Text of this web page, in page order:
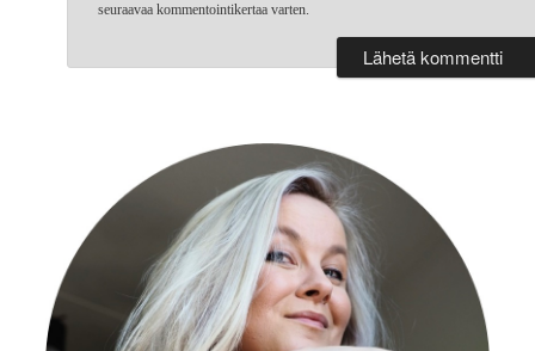
seuraavaa kommentointikertaa varten.